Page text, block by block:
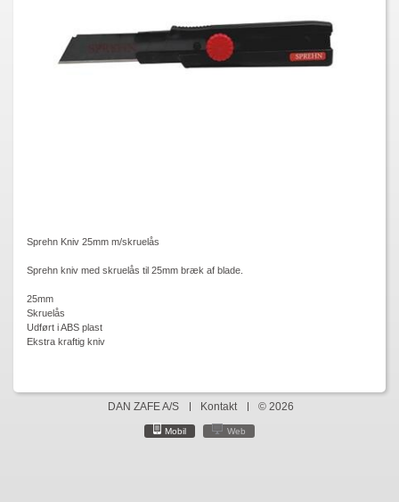
Sprehn Kniv 25mm m/skruelås
Sprehn kniv med skruelås til 25mm bræk af blade.
25mm
Skruelås
Udført i ABS plast
Ekstra kraftig kniv
DAN ZAFE A/S Kontakt © 2026
Mobil Web